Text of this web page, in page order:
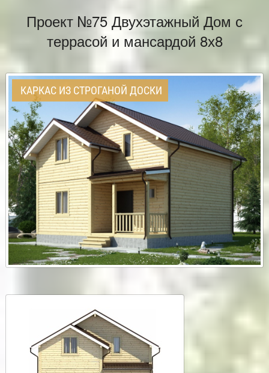
Проект №75 Двухэтажный Дом с
террасой и мансардой 8х8
КАРКАС ИЗ СТРОГАНОЙ ДОСКИ